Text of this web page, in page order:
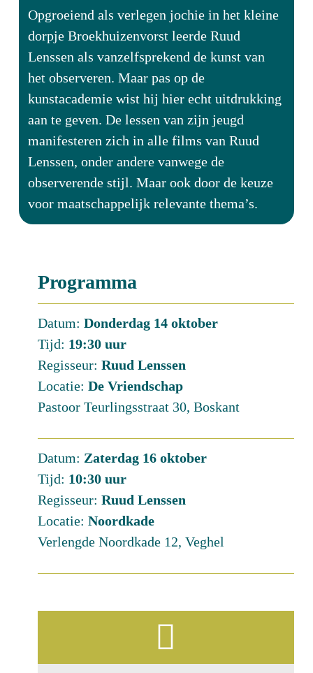
Opgroeiend als verlegen jochie in het kleine
dorpje Broekhuizenvorst leerde Ruud
Lenssen als vanzelfsprekend de kunst van
het observeren. Maar pas op de
kunstacademie wist hij hier echt uitdrukking
aan te geven. De lessen van zijn jeugd
manifesteren zich in alle films van Ruud
Lenssen, onder andere vanwege de
observerende stijl. Maar ook door de keuze
voor maatschappelijk relevante thema’s.
Programma
Datum: Donderdag 14 oktober
Tijd: 19:30 uur
Regisseur: Ruud Lenssen
Locatie: De Vriendschap
Pastoor Teurlingsstraat 30, Boskant
Datum: Zaterdag 16 oktober
Tijd: 10:30 uur
Regisseur: Ruud Lenssen
Locatie: Noordkade
Verlengde Noordkade 12, Veghel